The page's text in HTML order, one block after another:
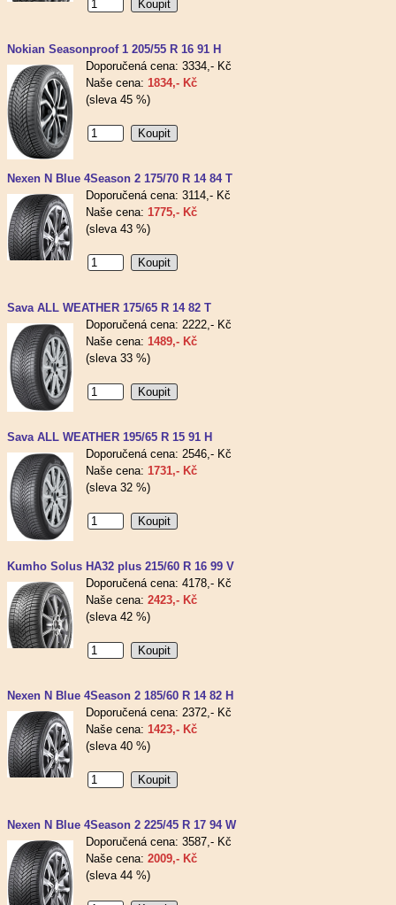
Nokian Seasonproof 1 205/55 R 16 91 H
Doporučená cena: 3334,- Kč
Naše cena: 1834,- Kč
(sleva 45 %)
Nexen N Blue 4Season 2 175/70 R 14 84 T
Doporučená cena: 3114,- Kč
Naše cena: 1775,- Kč
(sleva 43 %)
Sava ALL WEATHER 175/65 R 14 82 T
Doporučená cena: 2222,- Kč
Naše cena: 1489,- Kč
(sleva 33 %)
Sava ALL WEATHER 195/65 R 15 91 H
Doporučená cena: 2546,- Kč
Naše cena: 1731,- Kč
(sleva 32 %)
Kumho Solus HA32 plus 215/60 R 16 99 V
Doporučená cena: 4178,- Kč
Naše cena: 2423,- Kč
(sleva 42 %)
Nexen N Blue 4Season 2 185/60 R 14 82 H
Doporučená cena: 2372,- Kč
Naše cena: 1423,- Kč
(sleva 40 %)
Nexen N Blue 4Season 2 225/45 R 17 94 W
Doporučená cena: 3587,- Kč
Naše cena: 2009,- Kč
(sleva 44 %)